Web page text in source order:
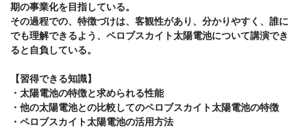
期の事業化を目指している。
その過程での、特徴づけは、客観性があり、分かりやすく、誰に
でも理解できるよう、ペロブスカイト太陽電池について講演でき
ると自負している。
【習得できる知識】
・太陽電池の特徴と求められる性能
・他の太陽電池との比較してのペロブスカイト太陽電池の特徴
・ペロブスカイト太陽電池の活用方法